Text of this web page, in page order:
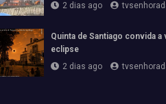
2 dias ago
Quinta de Santiago convida a
eclipse
2 dias ago